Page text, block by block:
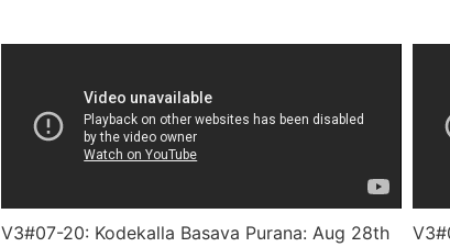
V3#07-20: Kodekalla Basava Purana: Aug 28th